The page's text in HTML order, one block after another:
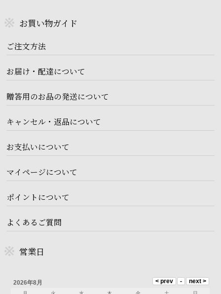
お買い物ガイド
ご注文方法
お届け・配達について
贈答用のお品の発送について
キャンセル・返品について
お支払いについて
マイページについて
ポイントについて
よくあるご質問
営業日
2026年8月